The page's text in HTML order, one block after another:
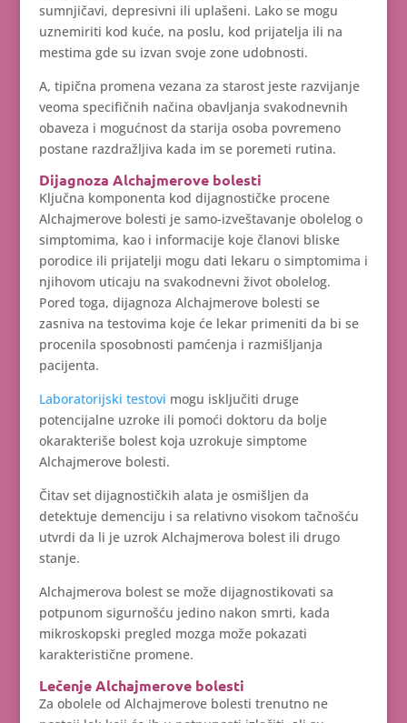
sumnjičavi, depresivni ili uplašeni. Lako se mogu
uznemiriti kod kuće, na poslu, kod prijatelja ili na
mestima gde su izvan svoje zone udobnosti.
A, tipična promena vezana za starost jeste razvijanje
veoma specifičnih načina obavljanja svakodnevnih
obaveza i mogućnost da starija osoba povremeno
postane razdražljiva kada im se poremeti rutina.
Dijagnoza Alchajmerove bolesti
Ključna komponenta kod dijagnostičke procene
Alchajmerove bolesti je samo-izveštavanje obolelog o
simptomima, kao i informacije koje članovi bliske
porodice ili prijatelji mogu dati lekaru o simptomima i
njihovom uticaju na svakodnevni život obolelog.
Pored toga, dijagnoza Alchajmerove bolesti se
zasniva na testovima koje će lekar primeniti da bi se
procenila sposobnosti pamćenja i razmišljanja
pacijenta.
Laboratorijski testovi mogu isključiti druge
potencijalne uzroke ili pomoći doktoru da bolje
okarakteriše bolest koja uzrokuje simptome
Alchajmerove bolesti.
Čitav set dijagnostičkih alata je osmišljen da
detektuje demenciju i sa relativno visokom tačnošću
utvrdi da li je uzrok Alchajmerova bolest ili drugo
stanje.
Alchajmerova bolest se može dijagnostikovati sa
potpunom sigurnošću jedino nakon smrti, kada
mikroskopski pregled mozga može pokazati
karakteristične promene.
Lečenje Alchajmerove bolesti
Za obolele od Alchajmerove bolesti trenutno ne